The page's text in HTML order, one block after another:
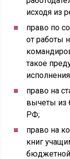
исходя из
право по
от работы
такое
право на
вычеты из
РФ;
право на
книг